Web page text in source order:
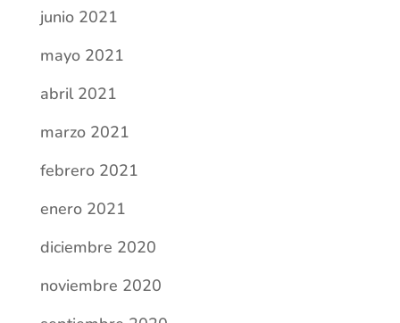
junio 2021
mayo 2021
abril 2021
marzo 2021
febrero 2021
enero 2021
diciembre 2020
noviembre 2020